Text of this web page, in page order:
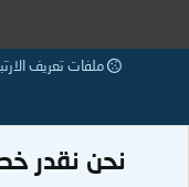
ملفات تعريف
نحن نقدر